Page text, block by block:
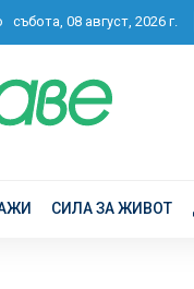
събота, 08 август, 2026 г.
СИЛА ЗА ЖИВОТ